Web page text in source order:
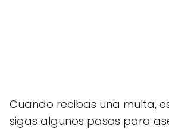
Cuando recibas una multa,
sigas algunos pasos para